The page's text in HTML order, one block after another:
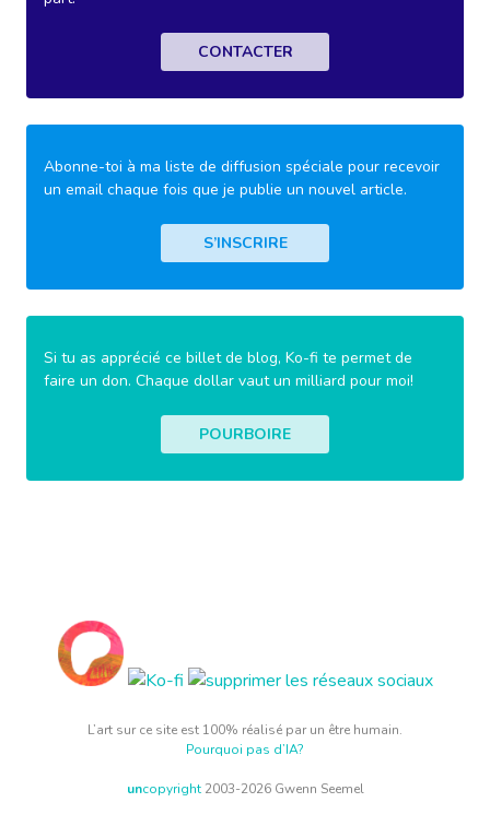
CONTACTER
Abonne-toi à ma liste de diffusion spéciale pour recevoir
un email chaque fois que je publie un nouvel article.
S’INSCRIRE
Si tu as apprécié ce billet de blog, Ko-fi te permet de
faire un don. Chaque dollar vaut un milliard pour moi!
POURBOIRE
L’art sur ce site est 100% réalisé par un être humain.
Pourquoi pas d’IA?
uncopyright2003-2026 Gwenn Seemel